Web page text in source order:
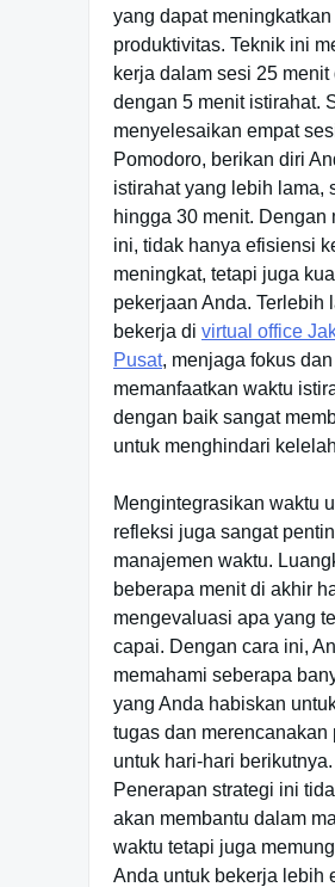
yang dapat meningkatkan
produktivitas. Teknik ini
kerja dalam sesi 25 menit
dengan 5 menit istirahat.
menyelesaikan empat
Pomodoro, berikan diri
istirahat yang lebih lama,
hingga 30 menit. Dengan
ini, tidak hanya efisiensi
meningkat, tetapi juga
pekerjaan Anda. Terlebih
bekerja di virtual office
Pusat, menjaga fokus dan
memanfaatkan waktu
dengan baik sangat
untuk menghindari
Mengintegrasikan waktu
refleksi juga sangat
manajemen waktu.
beberapa menit di akhir
mengevaluasi apa yang
capai. Dengan cara ini,
memahami seberapa
yang Anda habiskan
tugas dan merencanakan
untuk hari-hari berikutnya.
Penerapan strategi ini
akan membantu dalam
waktu tetapi juga
Anda untuk bekerja lebih